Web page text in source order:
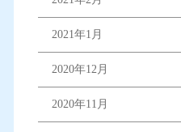
2021年1月
2020年12月
2020年11月